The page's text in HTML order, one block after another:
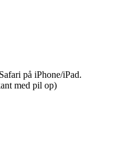
på iPhone/iPad.
med pil op)